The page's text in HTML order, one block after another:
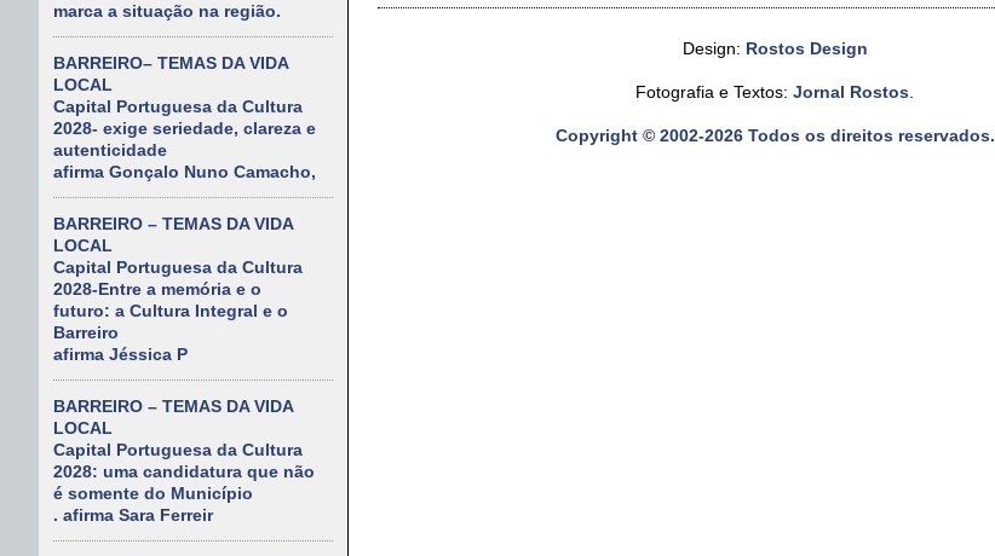
marca a situação na região.
BARREIRO– TEMAS DA VIDA
LOCAL
Capital Portuguesa da Cultura
2028- exige seriedade, clareza e
autenticidade
afirma Gonçalo Nuno Camacho,
BARREIRO – TEMAS DA VIDA
LOCAL
Capital Portuguesa da Cultura
2028-Entre a memória e o
futuro: a Cultura Integral e o
Barreiro
afirma Jéssica P
BARREIRO – TEMAS DA VIDA
LOCAL
Capital Portuguesa da Cultura
2028: uma candidatura que não
é somente do Município
. afirma Sara Ferreir
Design: Rostos Design
Fotografia e Textos: Jornal Rostos
Copyright © 2002-2026 Todos os direitos reservados.